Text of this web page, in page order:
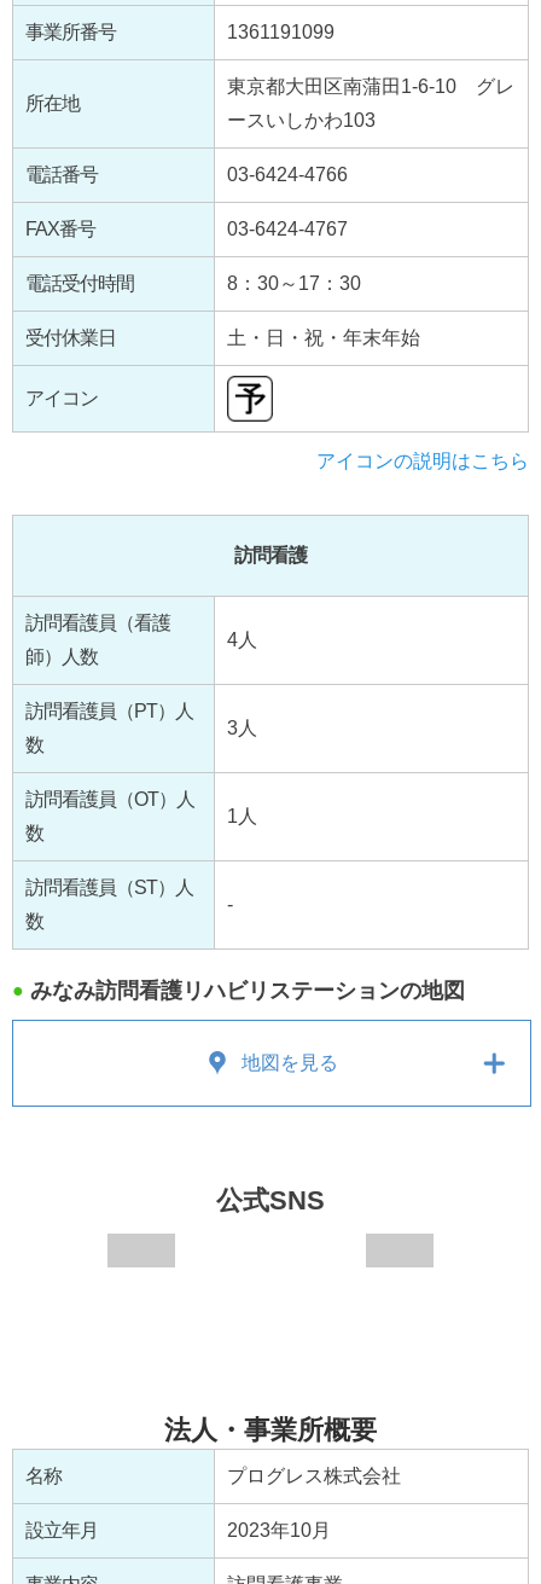
事業所番号 1361191099
所在地
東京都大田区南蒲田1-6-10 グレ
ースいしかわ103
電話番号 03-6424-4766
FAX番号 03-6424-4767
電話受付時間 8：30～17：30
受付休業日 土・日・祝・年末年始
アイコン
アイコンの説明はこちら
訪問看護
訪問看護員（看護
師）人数
4人
訪問看護員（PT）人
数
3人
訪問看護員（OT）人
数
1人
訪問看護員（ST）人
数
-
● みなみ訪問看護リハビリステーションの地図
地図を見る
公式SNS
法人・事業所概要
名称 プログレス株式会社
設立年月 2023年10月